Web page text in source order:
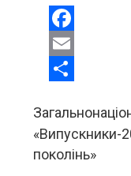
Facebook
Email
«Випускники-
поколінь»